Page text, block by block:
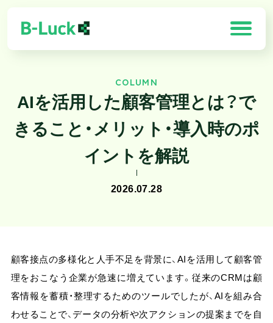
解決できる課題
よくある質問
AI-UEOフォーラム 会員限定
COLUMN
AIを活用した顧客管理とは？で
きること・メリット・導入時のポ
イントを解説
2026.07.28
顧客接点の多様化と人手不足を背景に、AIを活用して顧客管
理をおこなう企業が急速に増えています。従来のCRMは顧
客情報を蓄積・整理するためのツールでしたが、AIを組み合
わせることで、データの分析や次アクションの提案までを自